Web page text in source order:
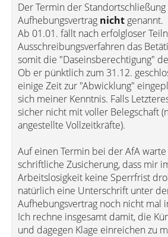
Der Termin der
Aufhebungsvertrag nichtgenannt.
Ab 01.01. fällt nach erfolgloser
Ausschreibungsverfahren das
somit die "Daseinsberechtigung"
Ob er pünktlich zum 31.12.
einige Zeit zur "Abwicklung"
sich meiner Kenntnis. Falls
sicher nicht mit voller Belegschaft
angestellte Vollzeitkräfte).
Auf einen Termin bei der AfA
schriftliche Zusicherung, dass mir
Arbeitslosigkeit keine Sperrfrist
natürlich eine Unterschrift unter
Aufhebungsvertrag noch nicht mal
Ich rechne insgesamt damit, die
und dagegen Klage einreichen zu